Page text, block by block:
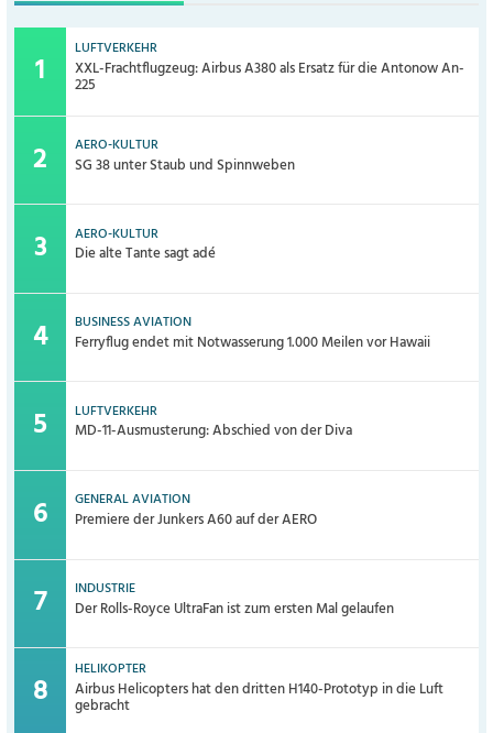
LUFTVERKEHR
XXL-Frachtflugzeug: Airbus A380 als Ersatz für die Antonow An-
225
AERO-KULTUR
SG 38 unter Staub und Spinnweben
AERO-KULTUR
Die alte Tante sagt adé
BUSINESS AVIATION
Ferryflug endet mit Notwasserung 1.000 Meilen vor Hawaii
LUFTVERKEHR
MD-11-Ausmusterung: Abschied von der Diva
GENERAL AVIATION
Premiere der Junkers A60 auf der AERO
INDUSTRIE
Der Rolls-Royce UltraFan ist zum ersten Mal gelaufen
HELIKOPTER
Airbus Helicopters hat den dritten H140-Prototyp in die Luft
gebracht